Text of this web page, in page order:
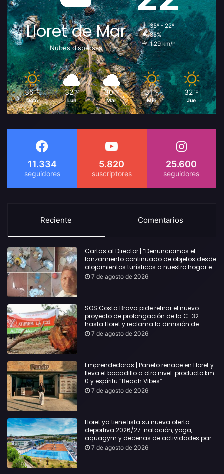
Lloret de Mar
Nubes dispersas
35º - 22º
85%
1.29 km/h
35 ℃
Dom
32 ℃
Lun
30 ℃
Mar
31 ℃
Mié
32 ℃
Jue
11.334 5.820 25.600
Reciente Comentarios
Cartas al Director | “Denunciamos el
lanzamiento continuado de objetos desde
alojamientos turísticos a nuestro hogar en
Lloret: Podría haber causado una
7 de agosto de 2026
SOS Costa Brava pide retirar el nuevo
proyecto de prolongación de la C-32
hasta Lloret y reclama la dimisión de
Sílvia Paneque
7 de agosto de 2026
Emprendedoras | Paneto renace en Lloret y
lleva el bocadillo a otro nivel: producto km
0 y espíritu “Beach Vibes”
7 de agosto de 2026
Lloret ya tiene lista su nueva oferta
deportiva 2026/27: natación, yoga,
aquagym y decenas de actividades para
todas las edades
7 de agosto de 2026